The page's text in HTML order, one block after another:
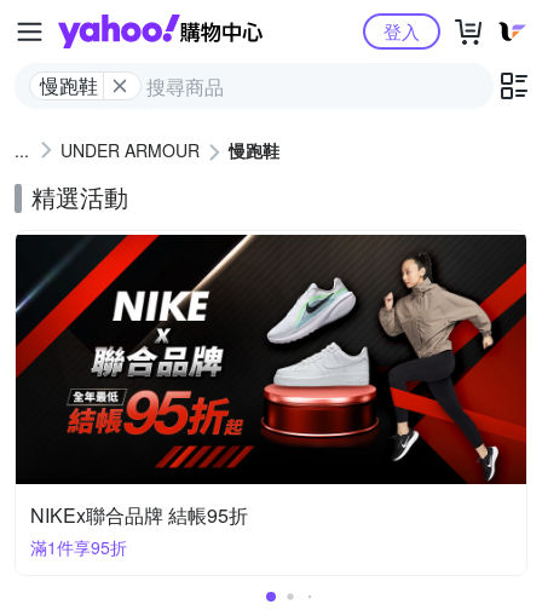
Yahoo購物中心
慢跑鞋
登入
UNDER ARMOUR 慢跑鞋
精選活動
NIKEx聯合品牌 結帳95折
滿1件享95折